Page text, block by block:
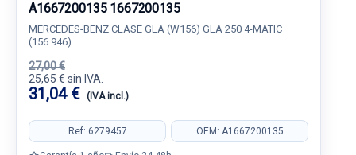
A1667200135 1667200135
MERCEDES-BENZ CLASE GLA (W156) GLA 250 4-MATIC
(156.946)
27,00 €
25,65 € sin IVA.
31,04 € (IVA incl.)
Ref: 6279457 OEM: A1667200135